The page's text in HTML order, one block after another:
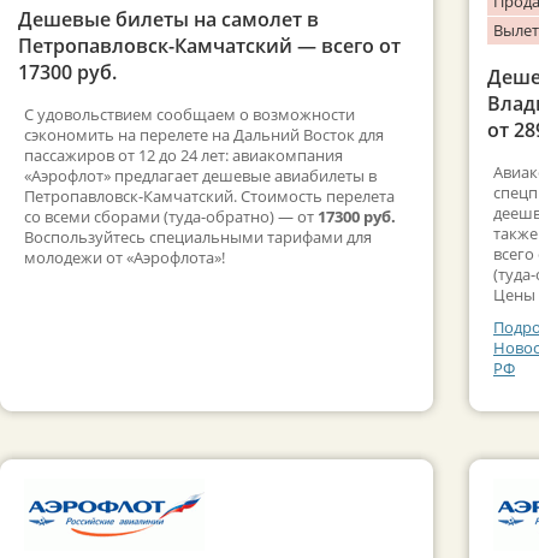
Дешевые билеты на самолет в
Петропавловск-Камчатский — всего от
17300 руб.
С удовольствием сообщаем о возможности
сэкономить на перелете на Дальний Восток для
пассажиров от 12 до 24 лет: авиакомпания
«Аэрофлот» предлагает дешевые авиабилеты в
Петропавловск-Камчатский. Стоимость перелета
со всеми сборами (туда-обратно) — от 17300 руб.
Воспользуйтесь специальными тарифами для
молодежи от «Аэрофлота»!
от
Цены
РФ